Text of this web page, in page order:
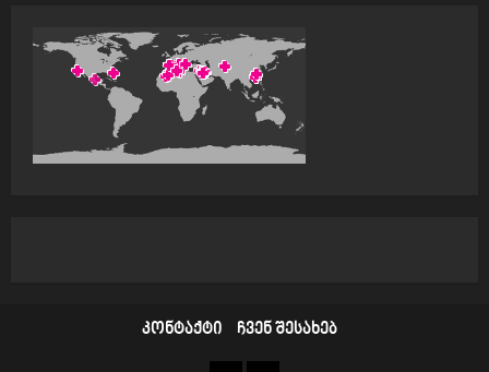
კონტაქტი ჩვენ შესახებ